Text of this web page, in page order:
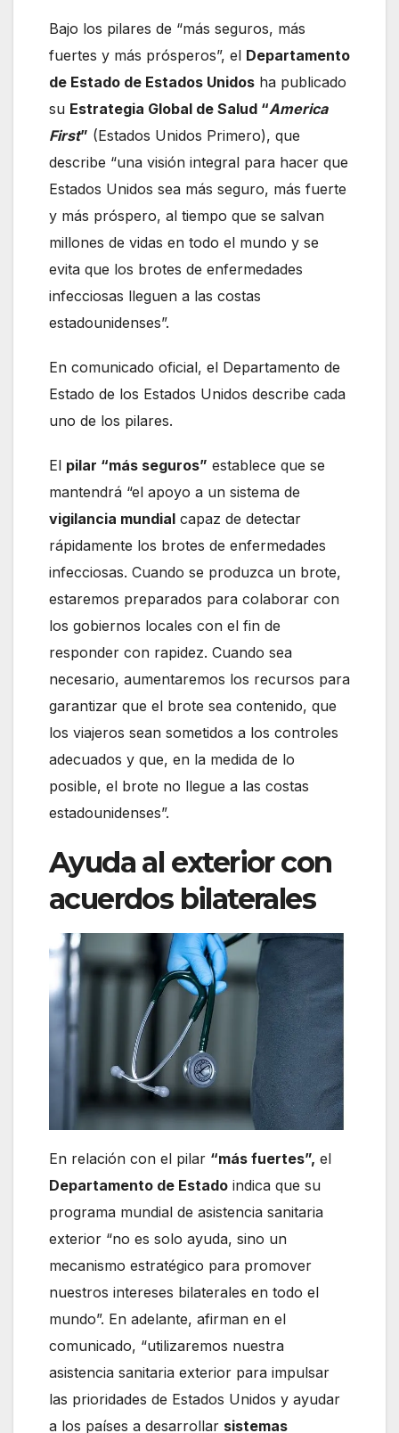
Bajo los pilares de “más seguros, más
fuertes y más prósperos”, el Departamento
de Estado de Estados Unidos ha publicado
su Estrategia Global de Salud “America
First” (Estados Unidos Primero), que
describe “una visión integral para hacer que
Estados Unidos sea más seguro, más fuerte
y más próspero, al tiempo que se salvan
millones de vidas en todo el mundo y se
evita que los brotes de enfermedades
infecciosas lleguen a las costas
estadounidenses”.
En comunicado oficial, el Departamento de
Estado de los Estados Unidos describe cada
uno de los pilares.
El pilar “más seguros” establece que se
mantendrá “el apoyo a un sistema de
vigilancia mundial capaz de detectar
rápidamente los brotes de enfermedades
infecciosas. Cuando se produzca un brote,
estaremos preparados para colaborar con
los gobiernos locales con el fin de
responder con rapidez. Cuando sea
necesario, aumentaremos los recursos para
garantizar que el brote sea contenido, que
los viajeros sean sometidos a los controles
adecuados y que, en la medida de lo
posible, el brote no llegue a las costas
estadounidenses”.
Ayuda al exterior con
acuerdos bilaterales
En relación con el pilar “más fuertes”, el
Departamento de Estado indica que su
programa mundial de asistencia sanitaria
exterior “no es solo ayuda, sino un
mecanismo estratégico para promover
nuestros intereses bilaterales en todo el
mundo”. En adelante, afirman en el
comunicado, “utilizaremos nuestra
asistencia sanitaria exterior para impulsar
las prioridades de Estados Unidos y ayudar
a los países a desarrollar sistemas